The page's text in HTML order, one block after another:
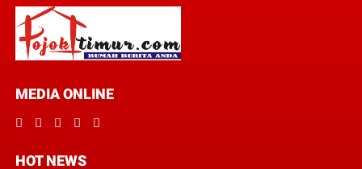
MEDIA ONLINE
HOT NEWS